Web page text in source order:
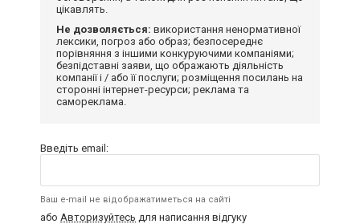
цікавлять.
Не дозволяється: використання ненормативної
лексики, погроз або образ; безпосереднє
порівняння з іншими конкуруючими компаніями;
безпідставні заяви, що ображають діяльність
компанії і / або її послуги; розміщення посилань на
сторонні інтернет-ресурси; реклама та
самореклама.
Введіть email:
Ваш e-mail не відображатиметься на сайті
або Авторизуйтесь для написання відгуку